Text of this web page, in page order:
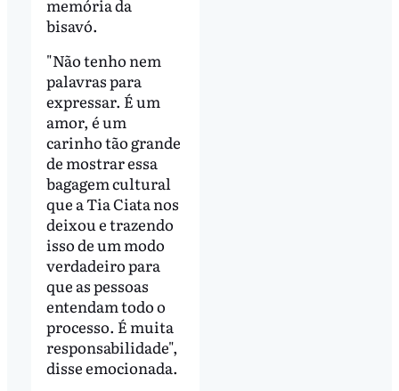
memória da
bisavó.
"Não tenho nem
palavras para
expressar. É um
amor, é um
carinho tão grande
de mostrar essa
bagagem cultural
que a Tia Ciata nos
deixou e trazendo
isso de um modo
verdadeiro para
que as pessoas
entendam todo o
processo. É muita
responsabilidade",
disse emocionada.